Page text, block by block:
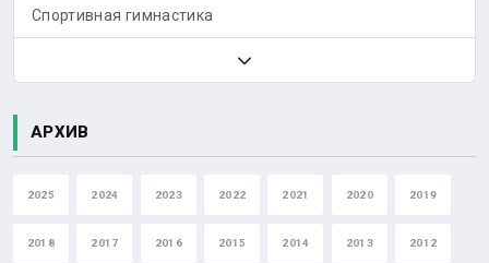
Спортивная гимнастика
АРХИВ
2025 2024 2023 2022 2021 2020 2019
2018 2017 2016 2015 2014 2013 2012